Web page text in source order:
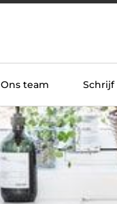
Ons team Schrijf